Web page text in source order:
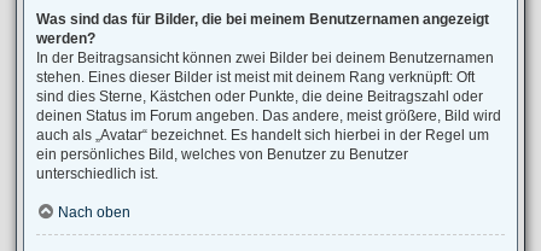
Was sind das für Bilder, die bei meinem Benutzernamen angezeigt
werden?
In der Beitragsansicht können zwei Bilder bei deinem Benutzernamen
stehen. Eines dieser Bilder ist meist mit deinem Rang verknüpft: Oft
sind dies Sterne, Kästchen oder Punkte, die deine Beitragszahl oder
deinen Status im Forum angeben. Das andere, meist größere, Bild wird
auch als „Avatar“ bezeichnet. Es handelt sich hierbei in der Regel um
ein persönliches Bild, welches von Benutzer zu Benutzer
unterschiedlich ist.
Nach oben